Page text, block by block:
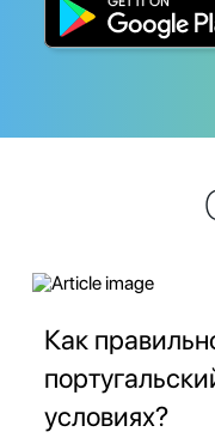
Как
условиях?